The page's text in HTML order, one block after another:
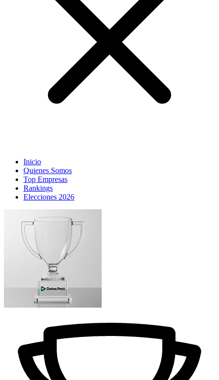
Inicio
Quienes Somos
Top Empresas
Rankings
Elecciones 2026